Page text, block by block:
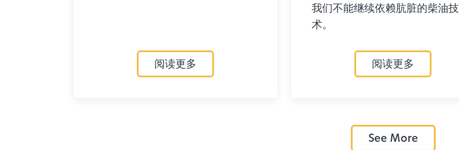
阅读更多
我们不能继续依赖肮脏的柴油技
术。
阅读更多
See More